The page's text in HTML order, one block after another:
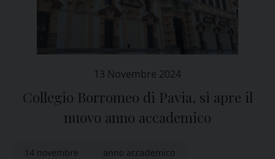
13 Novembre 2024
Collegio Borromeo di Pavia, si apre il
nuovo anno accademico
14 novembre anno accademico